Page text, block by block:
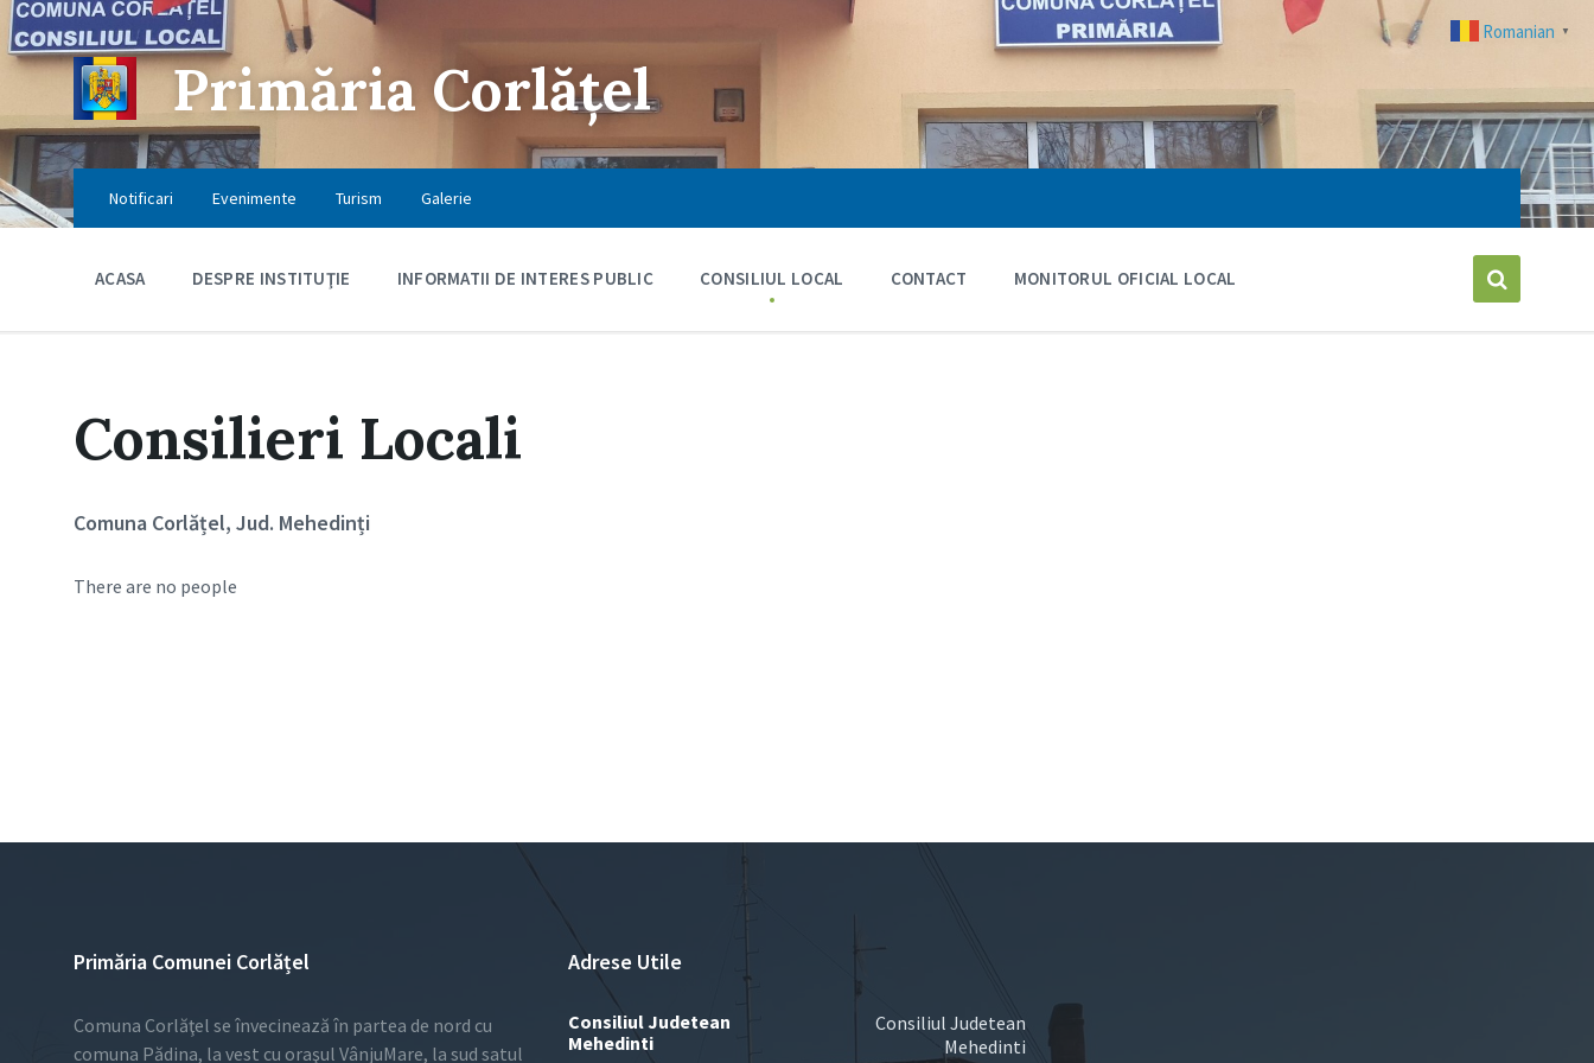
Skip
to
content
Skip
to
main
navigation
Skip
to
footer
Primăria Corlățel
Notificari Evenimente Turism Galerie
ACASA DESPRE INSTITUŢIE INFORMATII DE INTERES PUBLIC CONSILIUL LOCAL CONTACT MONITORUL OFICIAL LOCAL
Consilieri Locali
Comuna Corlățel, Jud. Mehedinți
There are no people
Primăria Comunei Corlățel
Comuna Corlăţel se învecinează în partea de nord cu
comuna Pădina, la vest cu oraşul VânjuMare, la sud satul
Adrese Utile
Consiliul Judetean
Mehedinti
Consiliul Judetean
Mehedinti
Romanian ▼